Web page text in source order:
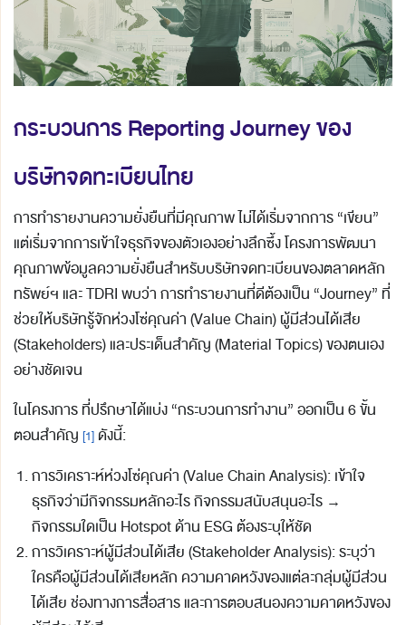
กระบวนการ Reporting Journey ของ
บริษัทจดทะเบียนไทย
การทำรายงานความยั่งยืนที่มีคุณภาพ ไม่ได้เริ่มจากการ “เขียน”
แต่เริ่มจากการเข้าใจธุรกิจของตัวเองอย่างลึกซึ้ง โครงการพัฒนา
คุณภาพข้อมูลความยั่งยืนสำหรับบริษัทจดทะเบียนของตลาดหลัก
ทรัพย์ฯ และ TDRI พบว่า การทำรายงานที่ดีต้องเป็น “Journey” ที่
ช่วยให้บริษัทรู้จักห่วงโซ่คุณค่า (Value Chain) ผู้มีส่วนได้เสีย
(Stakeholders) และประเด็นสำคัญ (Material Topics) ของตนเอง
อย่างชัดเจน
ในโครงการ ที่ปรึกษาได้แบ่ง “กระบวนการทำงาน” ออกเป็น 6 ขั้น
ตอนสำคัญ [1] ดังนี้:
การวิเคราะห์ห่วงโซ่คุณค่า (Value Chain Analysis): เข้าใจ
ธุรกิจว่ามีกิจกรรมหลักอะไร กิจกรรมสนับสนุนอะไร →
กิจกรรมใดเป็น Hotspot ด้าน ESG ต้องระบุให้ชัด
การวิเคราะห์ผู้มีส่วนได้เสีย (Stakeholder Analysis): ระบุว่า
ใครคือผู้มีส่วนได้เสียหลัก ความคาดหวังของแต่ละกลุ่มผู้มีส่วน
ได้เสีย ช่องทางการสื่อสาร และการตอบสนองความคาดหวังของ